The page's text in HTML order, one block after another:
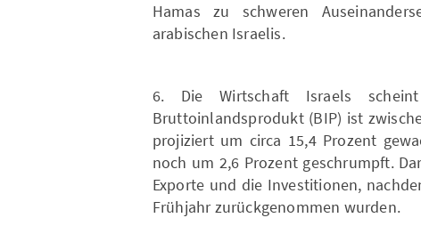
Hamas zu schweren
arabischen Israelis.
6. Die Wirtschaft Israels
Bruttoinlandsprodukt (BIP) ist
projiziert um circa 15,4 Prozent
noch um 2,6 Prozent geschrumpft.
Exporte und die Investitionen,
Frühjahr zurückgenommen wurden.